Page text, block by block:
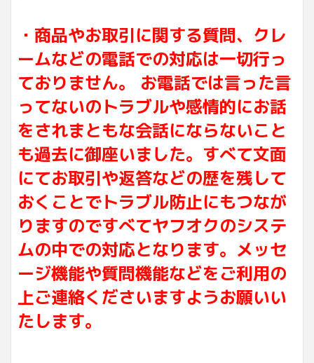
・商品やお取引に関する質問、クレ
ームなどの電話での対応は一切行っ
ておりません。 お電話では言った言
ってないのトラブルや感情的にお話
をされまともな会話にならないこと
も過去に御座いました。すべて文面
にてお取引や返答などの歴を残して
おくことでトラブル防止にもつなが
りますのですべてヤフオクのシステ
ムの中での対応となります。メッセ
ージ機能や質問機能などをご利用の
上ご連絡くださいますようお願いい
たします。